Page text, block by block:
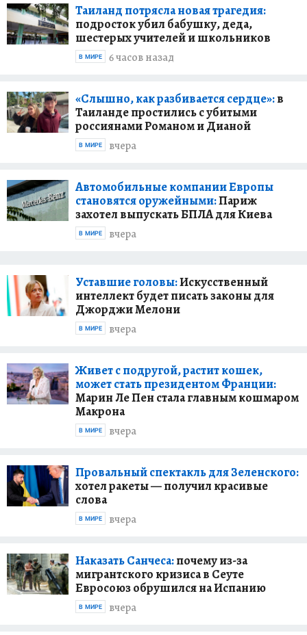
Таиланд потрясла новая трагедия:
подросток убил бабушку, деда,
шестерых учителей и школьников
6 часов назад
В МИРЕ
«Слышно, как разбивается сердце»:в
Таиланде простились с убитыми
россиянами Романом и Дианой
вчера
В МИРЕ
Автомобильные компании Европы
становятся оружейными:Париж
захотел выпускать БПЛА для Киева
вчера
В МИРЕ
Уставшие головы:Искусственный
интеллект будет писать законы для
Джорджи Мелони
вчера
В МИРЕ
Живет с подругой, растит кошек,
может стать президентом Франции:
Марин Ле Пен стала главным кошмаром
Макрона
вчера
В МИРЕ
Провальный спектакль для Зеленского:
хотел ракеты — получил красивые
слова
вчера
В МИРЕ
Наказать Санчеса:почему из-за
мигрантского кризиса в Сеуте
Евросоюз обрушился на Испанию
вчера
В МИРЕ